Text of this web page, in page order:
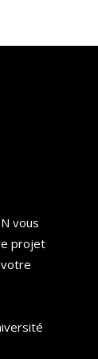
vous
projet